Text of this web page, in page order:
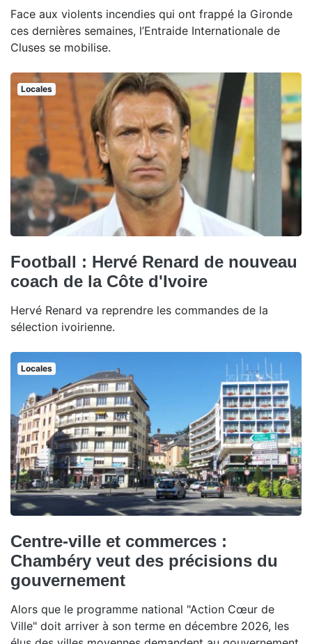
Face aux violents incendies qui ont frappé la Gironde
ces dernières semaines, l’Entraide Internationale de
Cluses se mobilise.
Locales
Football : Hervé Renard de nouveau
coach de la Côte d'Ivoire
Hervé Renard va reprendre les commandes de la
sélection ivoirienne.
Locales
Centre-ville et commerces :
Chambéry veut des précisions du
gouvernement
Alors que le programme national "Action Cœur de
Ville" doit arriver à son terme en décembre 2026, les